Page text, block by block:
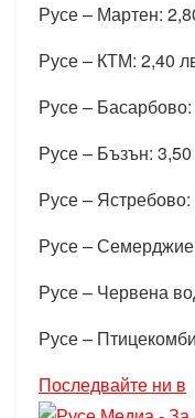
Русе – Мартен:
Русе – КТМ: 2,40
Русе –
Русе – Бъзън: 3,50
Русе – Ястребово:
Русе –
Русе – Червена
Русе –
Последвайте ни в